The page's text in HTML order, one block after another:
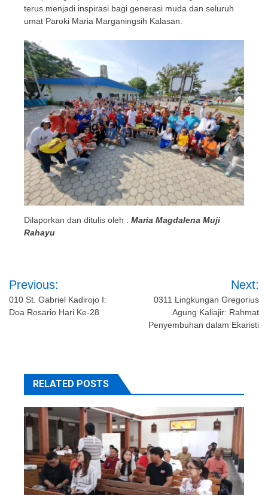
terus menjadi inspirasi bagi generasi muda dan seluruh
umat Paroki Maria Marganingsih Kalasan.
Dilaporkan dan ditulis oleh : Maria Magdalena Muji
Rahayu
Post
navigation
Previous:
010 St. Gabriel Kadirojo I:
Doa Rosario Hari Ke-28
Next:
0311 Lingkungan Gregorius
Agung Kaliajir: Rahmat
Penyembuhan dalam Ekaristi
RELATED POSTS